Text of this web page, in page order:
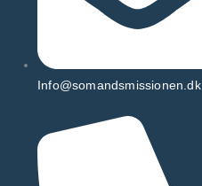
Info@somandsmissionen.dk